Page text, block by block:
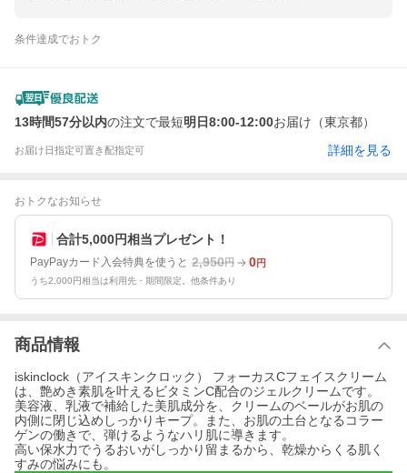
条件達成でおトク
13時間57分以内の注文で最短明日8:00-12:00お届け（東京都）
お届け日指定可置き配指定可 詳細を見る
おトクなお知らせ
合計5,000円相当プレゼント！
PayPayカード入会特典を使うと 2,950円 0円
うち2,000円相当は利用先・期間限定。他条件あり
商品情報
iskinclock（アイスキンクロック） フォーカスCフェイスクリーム
は、艶めき素肌を叶えるビタミンC配合のジェルクリームです。
美容液、乳液で補給した美肌成分を、クリームのベールがお肌の
内側に閉じ込めしっかりキープ。また、お肌の土台となるコラー
ゲンの働きで、弾けるようなハリ肌に導きます。
高い保水力でうるおいがしっかり留まるから、乾燥からくる肌く
すみの悩みにも。